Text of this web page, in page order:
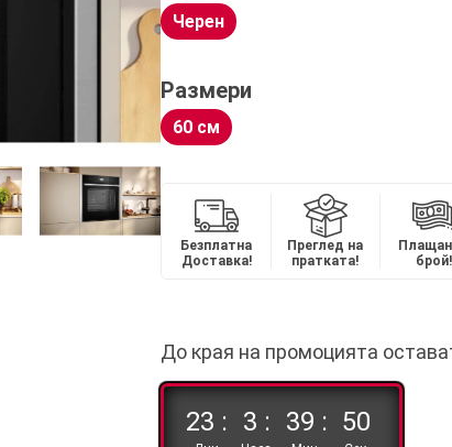
Черен
Размери
60 см
Безплатна
Доставка!
Преглед на
пратката!
брой!
До края на промоцията
23 : 3 : 39 : 49